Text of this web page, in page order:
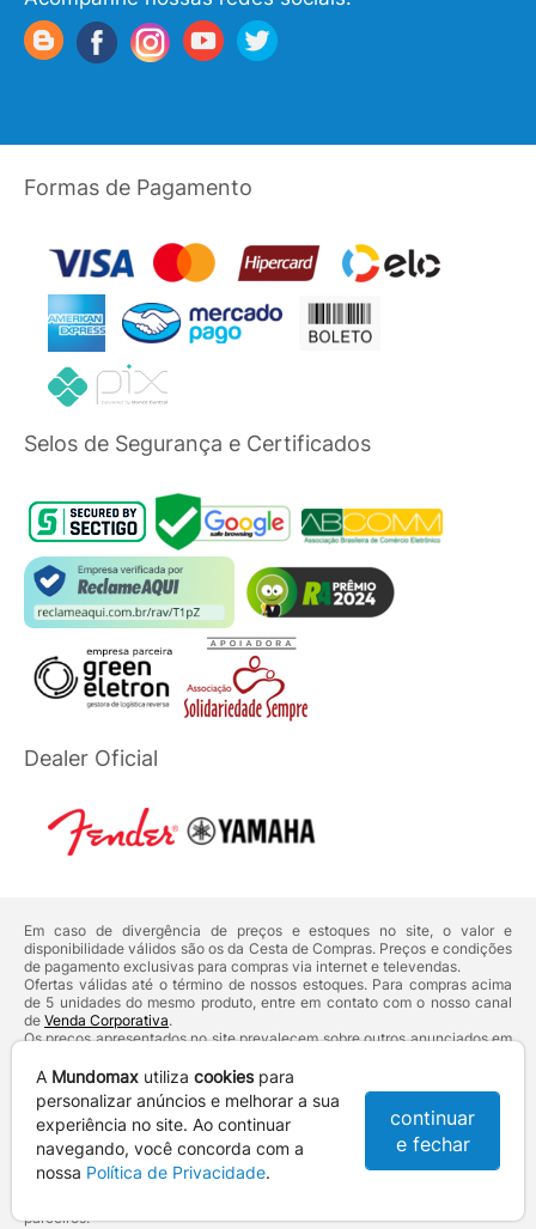
Formas de Pagamento
Selos de Segurança e Certificados
Dealer Oficial
Em caso de divergência de preços e estoques no site, o valor e
disponibilidade válidos são os da Cesta de Compras. Preços e condições
de pagamento exclusivas para compras via internet e televendas.
Ofertas válidas até o término de nossos estoques. Para compras acima
de 5 unidades do mesmo produto, entre em contato com o nosso canal
de Venda Corporativa.
Os preços apresentados no site prevalecem sobre outros anunciados em
Defesa do Consumidor:Lei nº 8.078.
Vendas sujeitas à confirmação de dados e análises de crédito e risco.
Razão Social: Hayamax Distribuidora de Produtos Eletrônicos Ltda -
CNPJ: 01.725.627/0002-53 - Endereço: R. Senador Souza Naves, 9 -
Centro - CEP: 86010-921 - Londrina / PR
Mundomax. 2007 - 2026 - Todos os direitos reservados. - Fotos e
parceiros.
A Mundomax utiliza cookiespara
personalizar anúncios e melhorar a sua
experiência no site. Ao continuar
navegando, você concorda com a
nossa Política de Privacidade.
continuar
e fechar